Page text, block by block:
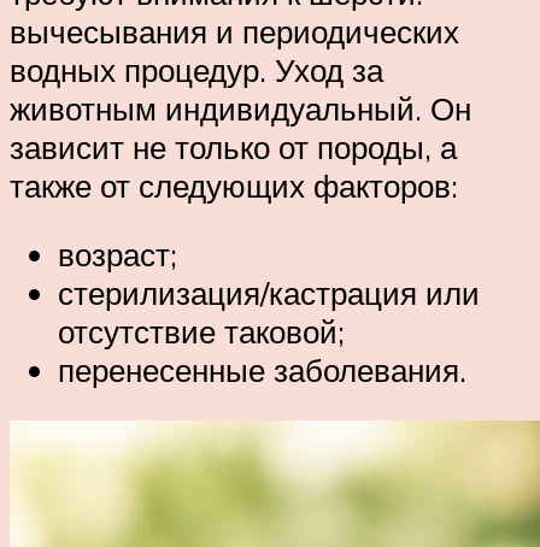
вычесывания и периодических
водных процедур. Уход за
животным индивидуальный. Он
зависит не только от породы, а
также от следующих факторов:
возраст;
стерилизация/кастрация или
отсутствие таковой;
перенесенные заболевания.